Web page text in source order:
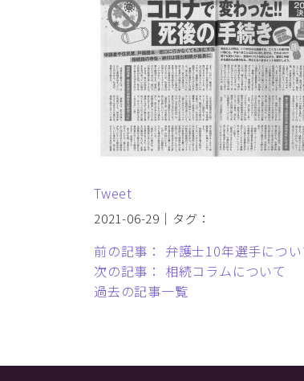
Tweet
2021-06-29｜タグ：
前の記事： 弁護士10年選手につい
次の記事： 相続コラムについて
過去の記事一覧